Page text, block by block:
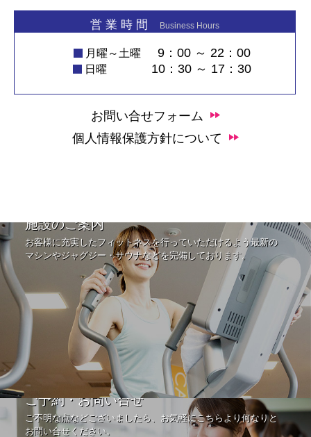
営 業 時 間 Business Hours
月曜～土曜 9：00 ～ 22：00
日曜 10：30 ～ 17：30
お問い合せフォーム
個人情報保護方針について
施設のご案内
お客様に充実したフィットネスを行っていただけるよう最新の
マシンやジャグジー・サウナなどを完備しております。
ご予約・お問い合せ
ご不明な点などございましたら、お気軽にこちらより何なりと
お問い合せください。